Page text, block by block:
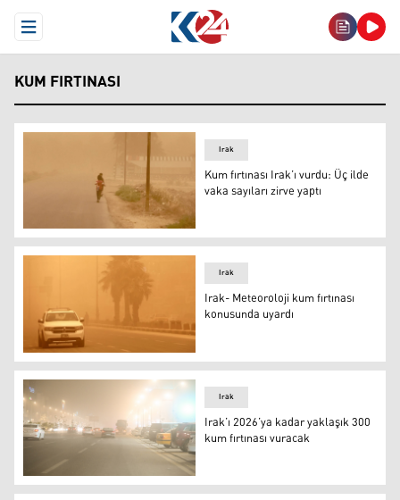
Open Menu
KUM FIRTINASI
Kum fırtınası Irak’ı vurdu: Üç ilde vaka sayıları zirve
Irak
Kum fırtınası Irak’ı vurdu: Üç ilde
vaka sayıları zirve yaptı
Irak- Meteoroloji kum fırtınası konusunda uyardı
Irak
Irak- Meteoroloji kum fırtınası
konusunda uyardı
Irak’ı 2026’ya kadar yaklaşık 300 kum fırtınası vuracak
Irak
Irak’ı 2026’ya kadar yaklaşık 300
kum fırtınası vuracak